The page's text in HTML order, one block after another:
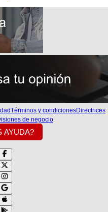
Términos y condicionesDirectrices
de negocio
AYUDA?